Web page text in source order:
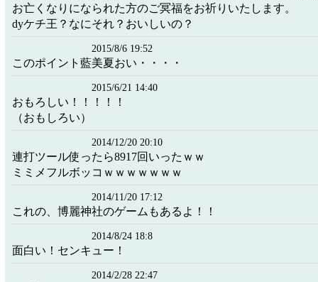
お亡くなりになられた方のご冥福をお祈りいたします。
dyケチ王？なにそれ？おいしいの？
2015/8/6 19:52
このポイント藍美夏おい・・・・
2015/6/21 14:40
おもろしい！！！！！
（おもしろい）
2014/12/20 20:10
連打ツール使ったら8917回いったｗｗ
ミミメフルボッコｗｗｗｗｗｗｗ
2014/11/20 17:12
これの、博麗神社のゲームもあるよ！！
2014/8/24 18:8
面白い！センキュー！
2014/2/28 22:47